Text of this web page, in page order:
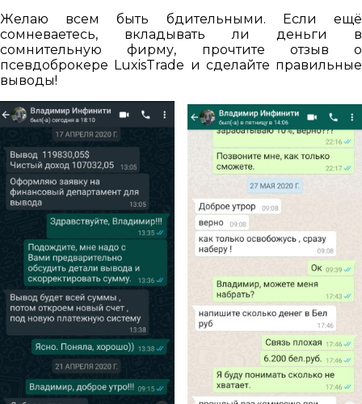
Желаю всем быть бдительными. Если ещё
сомневаетесь, вкладывать ли деньги в
сомнительную фирму, прочтите отзыв о
псевдоброкере LuxisTrade и сделайте правильные
выводы!